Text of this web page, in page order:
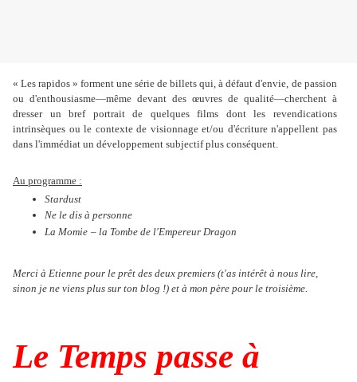
« Les rapidos » forment une série de billets qui, à défaut d'envie, de passion
ou d'enthousiasme—même devant des œuvres de qualité—cherchent à
dresser un bref portrait de quelques films dont les revendications
intrinsèques ou le contexte de visionnage et/ou d'écriture n'appellent pas
dans l'immédiat un développement subjectif plus conséquent.
Au programme :
Stardust
Ne le dis à personne
La Momie – la Tombe de l'Empereur Dragon
Merci à Etienne pour le prêt des deux premiers (t'as intérêt à nous lire,
sinon je ne viens plus sur ton blog !) et à mon père pour le troisième.
Le Temps passe à